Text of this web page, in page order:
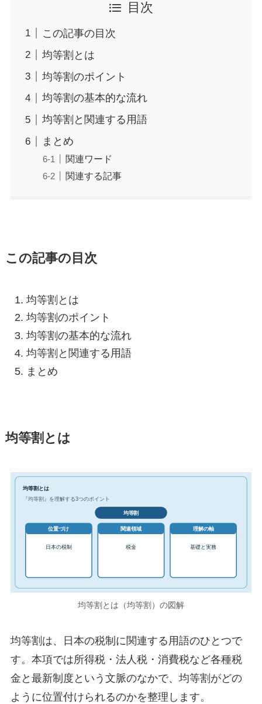
目次
この記事の目次
均等割とは
均等割のポイント
均等割の基本的な流れ
均等割と関連する用語
まとめ
関連ワード
関連する記事
この記事の目次
均等割とは
均等割のポイント
均等割の基本的な流れ
均等割と関連する用語
まとめ
均等割とは
均等割とは
『均等割』を理解する3つのポイント
均等割
位置づけ
日本の税制
関連領域
税金
理解の軸
基礎と実務
均等割とは（均等割）の図解
均等割は、日本の税制に関連する用語のひとつで
す。本項では所得税・法人税・消費税など各種税
金と最新制度という文脈のなかで、均等割がどの
ように位置付けられるのかを整理します。